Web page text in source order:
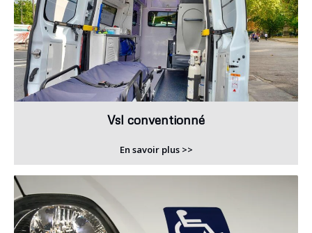
Vsl conventionné
En savoir plus >>